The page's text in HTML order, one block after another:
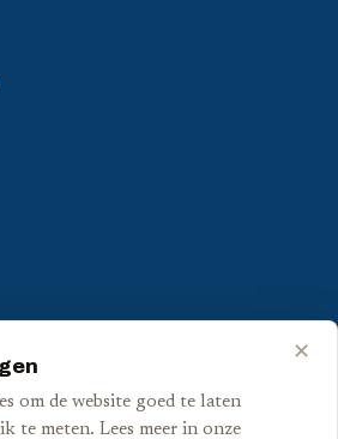
✕
om de website goed te laten
te meten. Lees meer in onze